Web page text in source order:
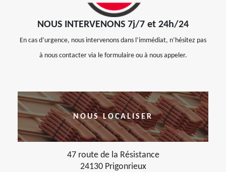
NOUS INTERVENONS 7j/7 et 24h/24
En cas d’urgence, nous intervenons dans l’immédiat, n’hésitez pas
à nous contacter via le formulaire ou à nous appeler.
NOUS LOCALISER
47 route de la Résistance
24130 Prigonrieux